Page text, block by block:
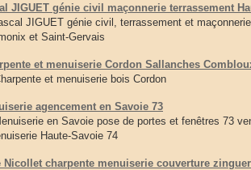
JIGUET génie civil maçonnerie terrassement
JIGUET génie civil, terrassement et
et Saint-Gervais
et menuiserie Cordon Sallanches
et menuiserie bois Cordon
agencement en Savoie 73
en Savoie pose de portes et fenêtres 73
Haute-Savoie 74
Nicollet charpente menuiserie couverture